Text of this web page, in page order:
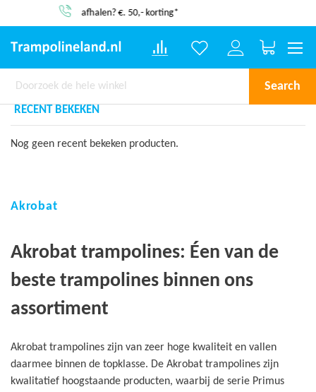
Akrobat
Akrobat trampolines: Éen van de
beste trampolines binnen ons
assortiment
Akrobat trampolines zijn van zeer hoge kwaliteit en vallen
daarmee binnen de topklasse. De Akrobat trampolines zijn
kwalitatief hoogstaande producten, waarbij de serie Primus
RECENT BEKEKEN
Nog geen recent bekeken producten.
Service & garantie
Search